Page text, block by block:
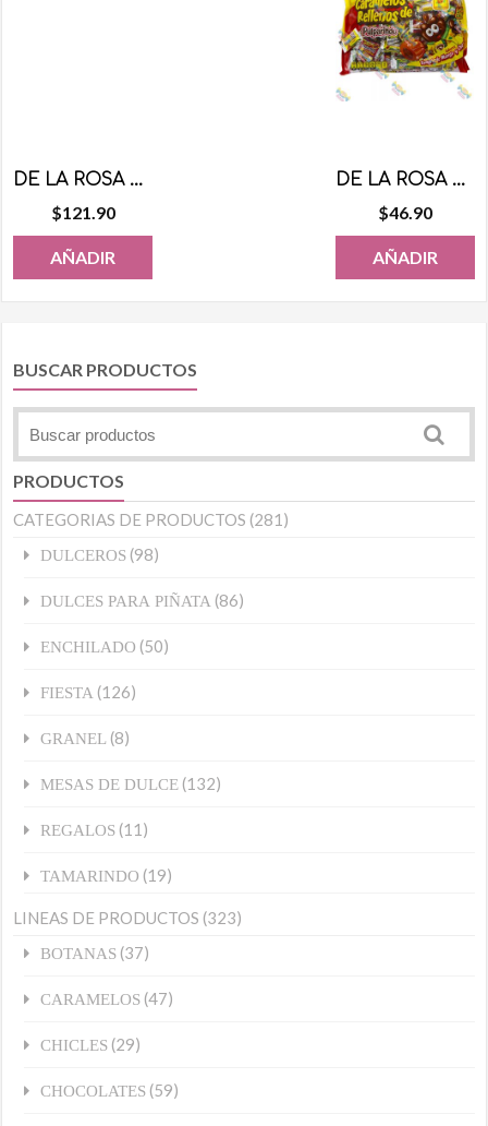
DE LA ROSA PULPARINDO CARAMELOS RELLENOS 70 PZS
$46.90
AÑADIR
DE LA ROSA MAZAPAN GIGANTE 20 PZS
$121.90
AÑADIR
BUSCAR PRODUCTOS
PRODUCTOS
CATEGORIAS DE PRODUCTOS (281)
DULCEROS (98)
DULCES PARA PIÑATA (86)
ENCHILADO (50)
FIESTA (126)
GRANEL (8)
MESAS DE DULCE (132)
REGALOS (11)
TAMARINDO (19)
LINEAS DE PRODUCTOS (323)
BOTANAS (37)
CARAMELOS (47)
CHICLES (29)
CHOCOLATES (59)